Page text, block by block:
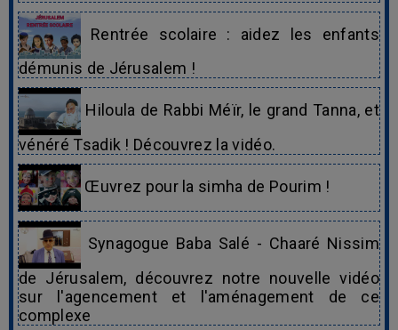
Rentrée scolaire : aidez les enfants
démunis de Jérusalem !
Hiloula de Rabbi Méïr, le grand Tanna, et
vénéré Tsadik ! Découvrez la vidéo.
Œuvrez pour la simha de Pourim !
Synagogue Baba Salé - Chaaré Nissim
de Jérusalem, découvrez notre nouvelle vidéo
sur l'agencement et l'aménagement de ce
complexe